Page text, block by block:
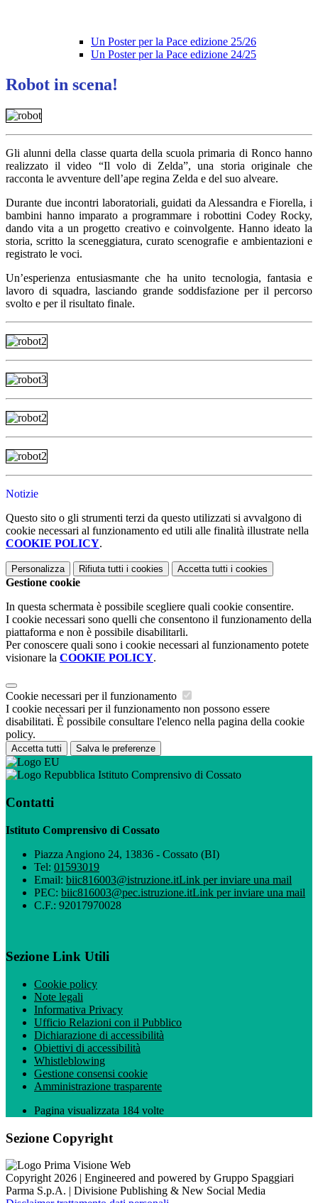
Un Poster per la Pace edizione 25/26
Un Poster per la Pace edizione 24/25
Robot in scena!
Gli alunni della classe quarta della scuola primaria di Ronco hanno
realizzato il video “Il volo di Zelda”, una storia originale che
racconta le avventure dell’ape regina Zelda e del suo alveare.
Durante due incontri laboratoriali, guidati da Alessandra e Fiorella, i
bambini hanno imparato a programmare i robottini Codey Rocky,
dando vita a un progetto creativo e coinvolgente. Hanno ideato la
storia, scritto la sceneggiatura, curato scenografie e ambientazioni e
registrato le voci.
Un’esperienza entusiasmante che ha unito tecnologia, fantasia e
lavoro di squadra, lasciando grande soddisfazione per il percorso
svolto e per il risultato finale.
Notizie
Questo sito o gli strumenti terzi da questo utilizzati si avvalgono di
cookie necessari al funzionamento ed utili alle finalità illustrate nella
COOKIE POLICY.
Personalizza Rifiuta tutti i cookies Accetta tutti i cookies
Gestione cookie
In questa schermata è possibile scegliere quali cookie consentire.
I cookie necessari sono quelli che consentono il funzionamento della
piattaforma e non è possibile disabilitarli.
Per conoscere quali sono i cookie necessari al funzionamento potete
visionare la COOKIE POLICY.
Cookie necessari per il funzionamento
I cookie necessari per il funzionamento non possono essere
disabilitati. È possibile consultare l'elenco nella pagina della cookie
policy.
Accetta tutti Salva le preferenze
Istituto Comprensivo di Cossato
Contatti
Istituto Comprensivo di Cossato
Piazza Angiono 24, 13836 - Cossato (BI)
Tel: 01593019
Email: biic816003@istruzione.itLink per inviare una mail
PEC: biic816003@pec.istruzione.itLink per inviare una mail
C.F.: 92017970028
Sezione Link Utili
Cookie policy
Note legali
Informativa Privacy
Ufficio Relazioni con il Pubblico
Dichiarazione di accessibilità
Obiettivi di accessibilità
Whistleblowing
Gestione consensi cookie
Amministrazione trasparente
Pagina visualizzata 184 volte
Sezione Copyright
Copyright 2026 | Engineered and powered by Gruppo Spaggiari
Parma S.p.A. | Divisione Publishing & New Social Media